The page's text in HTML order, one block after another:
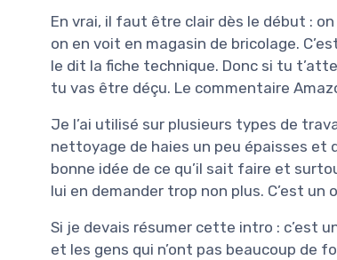
En vrai, il faut être clair dès le début :
on en voit en magasin de bricolage.
le dit la fiche technique. Donc si tu
tu vas être déçu. Le commentaire
Je l’ai utilisé sur plusieurs types de
nettoyage de haies un peu épaisses et
bonne idée de ce qu’il sait faire et
lui en demander trop non plus. C’est
Si je devais résumer cette intro : c’est
et les gens qui n’ont pas beaucoup de